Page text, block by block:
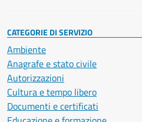
CATEGORIE DI SERVIZIO
Ambiente
Anagrafe e stato civile
Autorizzazioni
Cultura e tempo libero
Documenti e certificati